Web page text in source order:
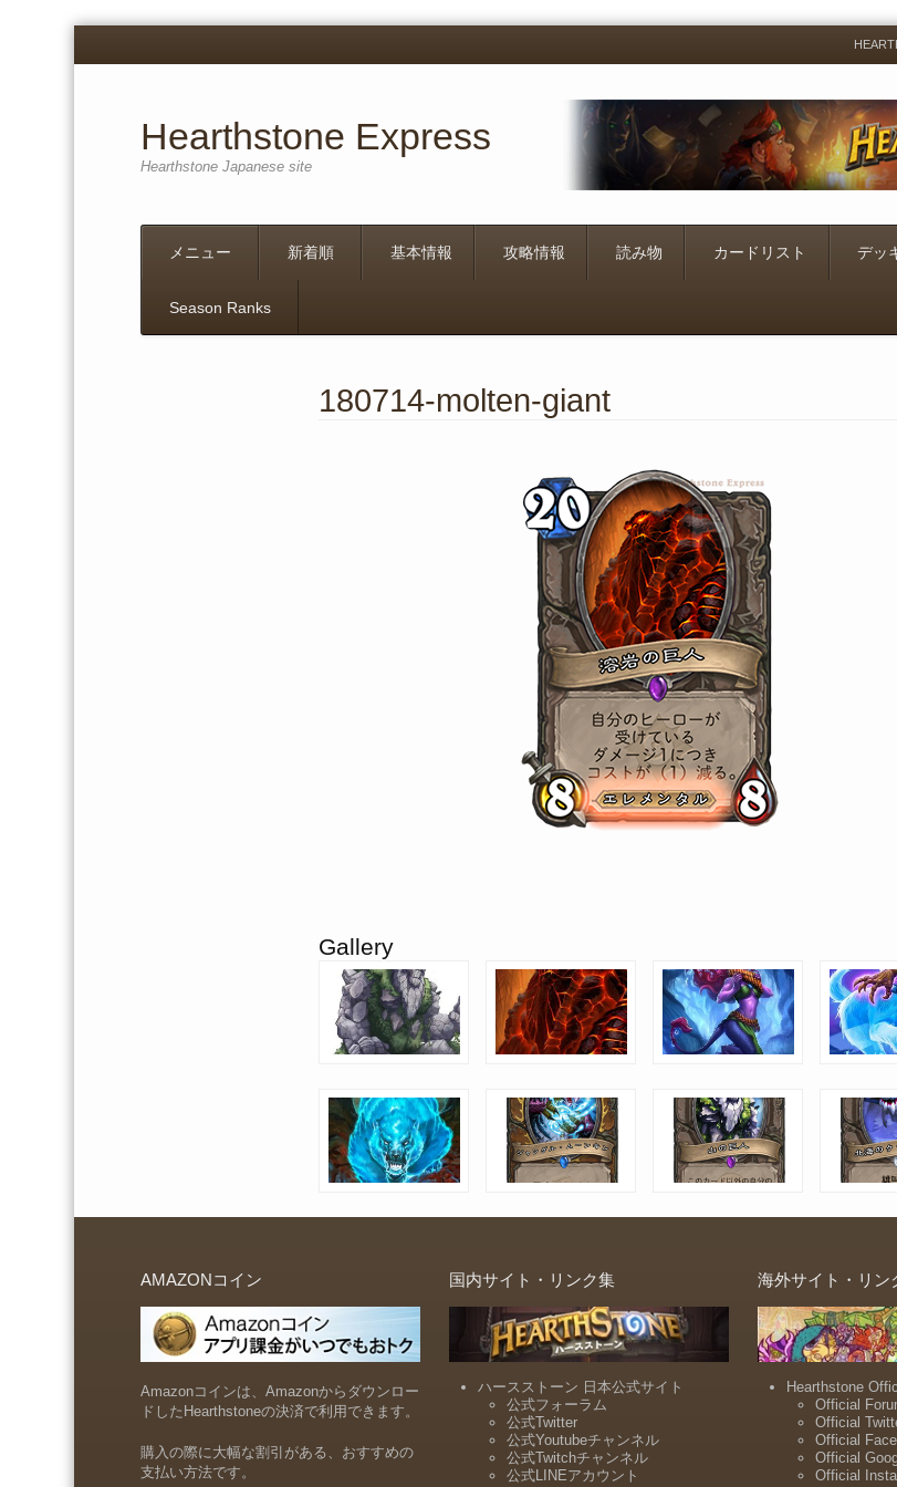
Skip
to
Hearthstone Express
Hearthstone Japanese site
メニュー 新着順 基本情報 攻略情報 読み物 カードリスト デッ
Season Ranks
180714-molten-giant
Gallery
AMAZONコイン
Amazonコインは、Amazonからダウンロー
ドしたHearthstoneの決済で利用できます。
購入の際に大幅な割引がある、おすすめの
支払い方法です。
国内サイト・リンク集
ハースストーン 日本公式サイト
公式フォーラム
公式Twitter
公式Youtubeチャンネル
公式Twitchチャンネル
公式LINEアカウント
海外サイト・リン
Hearthstone
Official
Official
Official
Official
Official